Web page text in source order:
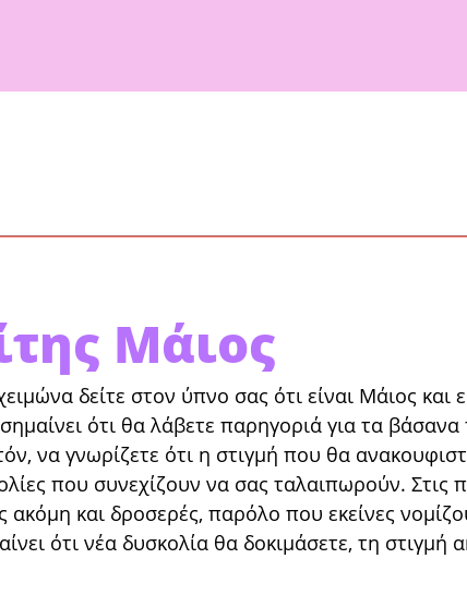
Μάιος
δείτε στον ύπνο σας ότι εί­ναι Μάιος
ότι θα λάβετε παρηγοριά για τα
να γνωρίζετε ότι η στιγμή που θα
που συνεχίζουν να σας ταλαιπωρούν.
ακόμη και δροσερές, παρόλο που εκείνες
ότι νέα δυσκολία θα δο­κιμάσετε, τη